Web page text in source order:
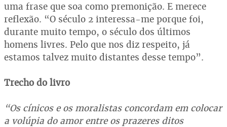
uma frase que soa como premonição. E merece
reflexão. “O século 2 interessa-me porque foi,
durante muito tempo, o século dos últimos
homens livres. Pelo que nos diz respeito, já
estamos talvez muito distantes desse tempo”.
Trecho do livro
“Os cínicos e os moralistas concordam em colocar
a volúpia do amor entre os prazeres ditos